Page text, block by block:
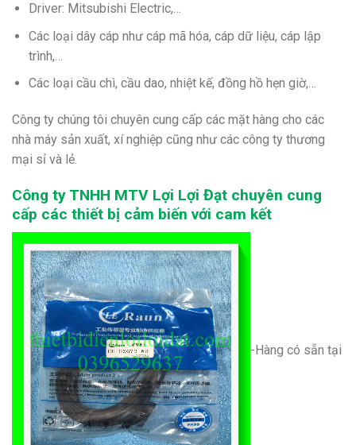
Driver: Mitsubishi Electric,…
Các loại dây cáp như cáp mã hóa, cáp dữ liệu, cáp lập
trình,…
Các loại cầu chì, cầu dao, nhiệt kế, đồng hồ hẹn giờ,…
Công ty chúng tôi chuyên cung cấp các mặt hàng cho các
nhà máy sản xuất, xí nghiệp cũng như các công ty thương
mại sỉ và lẻ.
Công ty TNHH MTV Lợi Lợi Đạt chuyên cung
cấp các thiết bị cảm biến với cam kết
-Hàng có sẵn tại